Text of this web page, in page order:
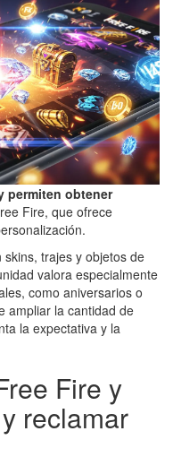
permiten obtener
Fire, que ofrece
trajes y objetos de
valora especialmente
como aniversarios o
ampliar la cantidad de
la expectativa y la
Fire y
reclamar